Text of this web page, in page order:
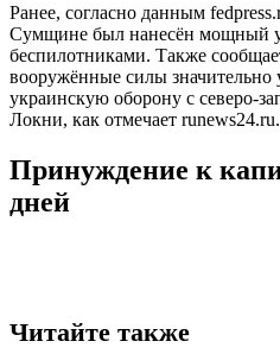
Ранее, согласно данным
Сумщине был нанесён мощный
беспилотниками. Также
вооружённые силы значительно
украинскую оборону с северо-
Локни, как отмечает runews24.ru.
Принуждение к
дней
Читайте также